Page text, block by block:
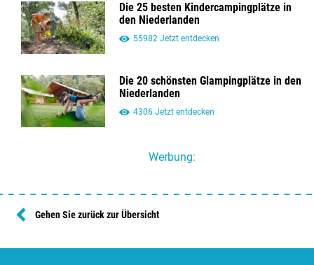
Die 25 besten Kindercampingplätze in
den Niederlanden
55982 Jetzt entdecken
Die 20 schönsten Glampingplätze in den
Niederlanden
4306 Jetzt entdecken
Werbung:
Gehen Sie zurück zur Übersicht